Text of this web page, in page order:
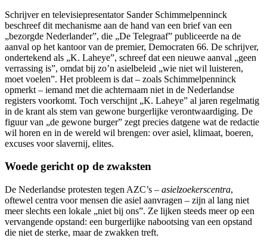
Schrijver en televisiepresentator Sander Schimmelpenninck
beschreef dit mechanisme aan de hand van een brief van een
„bezorgde Nederlander”, die „De Telegraaf” publiceerde na de
aanval op het kantoor van de premier, Democraten 66. De schrijver,
ondertekend als „K. Laheye”, schreef dat een nieuwe aanval „geen
verrassing is”, omdat bij zo’n asielbeleid „wie niet wil luisteren,
moet voelen”. Het probleem is dat – zoals Schimmelpenninck
opmerkt – iemand met die achternaam niet in de Nederlandse
registers voorkomt. Toch verschijnt „K. Laheye” al jaren regelmatig
in de krant als stem van gewone burgerlijke verontwaardiging. De
figuur van „de gewone burger” zegt precies datgene wat de redactie
wil horen en in de wereld wil brengen: over asiel, klimaat, boeren,
excuses voor slavernij, elites.
Woede gericht op de zwaksten
De Nederlandse protesten tegen AZC’s – asielzoekerscentra,
oftewel centra voor mensen die asiel aanvragen – zijn al lang niet
meer slechts een lokale „niet bij ons”. Ze lijken steeds meer op een
vervangende opstand: een burgerlijke nabootsing van een opstand
die niet de sterke, maar de zwakken treft.